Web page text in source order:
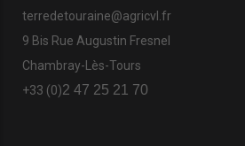
terredetouraine@agricvl.fr
9 Bis Rue Augustin Fresnel
Chambray-Lès-Tours
+33 (0)2 47 25 21 70